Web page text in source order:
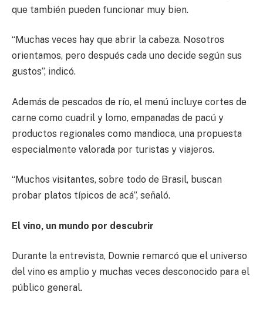
que también pueden funcionar muy bien.
“Muchas veces hay que abrir la cabeza. Nosotros
orientamos, pero después cada uno decide según sus
gustos”, indicó.
Además de pescados de río, el menú incluye cortes de
carne como cuadril y lomo, empanadas de pacú y
productos regionales como mandioca, una propuesta
especialmente valorada por turistas y viajeros.
“Muchos visitantes, sobre todo de Brasil, buscan
probar platos típicos de acá”, señaló.
El vino, un mundo por descubrir
Durante la entrevista, Downie remarcó que el universo
del vino es amplio y muchas veces desconocido para el
público general.